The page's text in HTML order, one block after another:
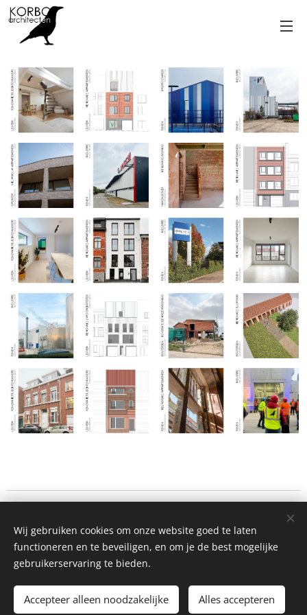
• Vierde Lansierslaan 69/001 B-
3300 Tienen
BE 0800.690.953 • Disclaimer Cookies
Talen
Nederlands
Français
Wij gebruiken cookies om onze website goed te laten
functioneren en te beveiligen, en om je de best mogelijke
gebruikerservaring te bieden.
Accepteer alleen noodzakelijke Alles accepteren